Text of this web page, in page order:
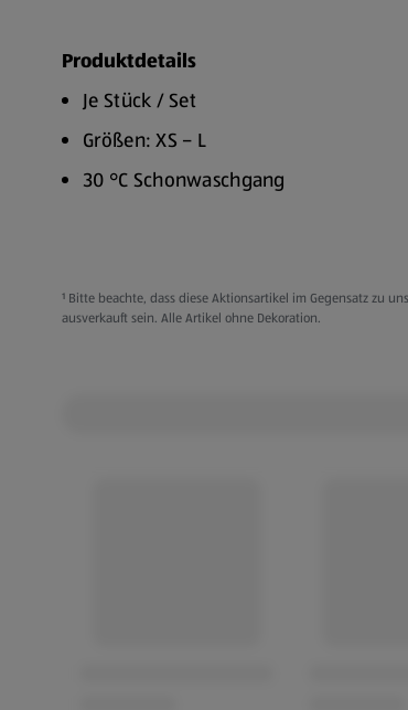
Produktdetails
Je Stück / Set
Größen: XS – L
30 °C Schonwaschgang
Verschiedene Modelle:
¹ Bitte beachte, dass diese Aktionsartikel im Gegensatz zu
ausverkauft sein. Alle Artikel ohne Dekoration.